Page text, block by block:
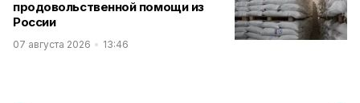
продовольственной помощи из
России
07 августа 2026 13:46